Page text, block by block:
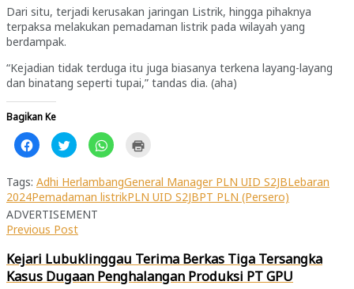
Dari situ, terjadi kerusakan jaringan Listrik, hingga pihaknya
terpaksa melakukan pemadaman listrik pada wilayah yang
berdampak.
“Kejadian tidak terduga itu juga biasanya terkena layang-layang
dan binatang seperti tupai,” tandas dia. (aha)
Bagikan Ke
Klik
untuk
membagikan
Facebook(Membuka
di
jendela
yang
baru)
Klik
untuk
berbagi
Twitter(Membuka
di
jendela
yang
baru)
Klik
untuk
WhatsApp(Membuka
di
jendela
jendela
yang
baru)
Tags: Adhi HerlambangGeneral Manager PLN UID S2JBLebaran
2024Pemadaman listrikPLN UID S2JBPT PLN (Persero)
ADVERTISEMENT
Previous Post
Kejari Lubuklinggau Terima Berkas Tiga Tersangka
Kasus Dugaan Penghalangan Produksi PT GPU